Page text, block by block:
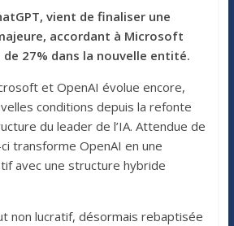
vient de finaliser une
accordant à Microsoft
27% dans la nouvelle entité.
et OpenAI évolue encore,
conditions depuis la refonte
du leader de l’IA. Attendue de
transforme OpenAI en une
avec une structure hybride
non lucratif, désormais rebaptisée